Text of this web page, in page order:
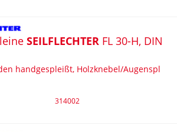
SEILFLECHTERFL 30-H, DIN
handgespleißt, Holzknebel/Augenspl
314002